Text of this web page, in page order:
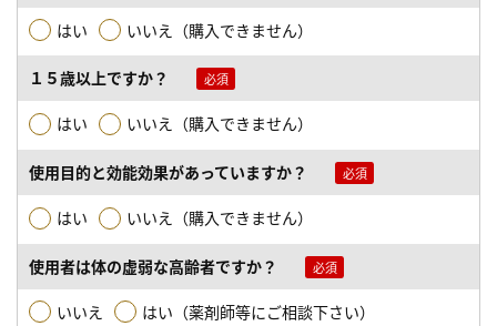
はい いいえ（購入できません）
１５歳以上ですか？
はい いいえ（購入できません）
使用目的と効能効果があっていますか？
はい いいえ（購入できません）
使用者は体の虚弱な高齢者ですか？
いいえ はい（薬剤師等にご相談下さい）